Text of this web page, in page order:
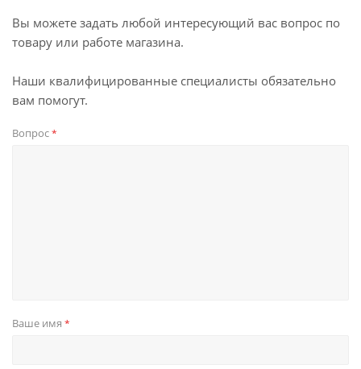
Вы можете задать любой интересующий вас вопрос по
товару или работе магазина.
Наши квалифицированные специалисты обязательно
вам помогут.
Вопрос*
Ваше имя *